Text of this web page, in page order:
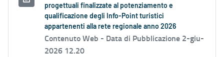
progettuali finalizzate al potenziamento e
qualificazione degli Info-Point turistici
appartenenti alla rete regionale anno 2026
Contenuto Web - Data di Pubblicazione 2-giu-
2026 12.20